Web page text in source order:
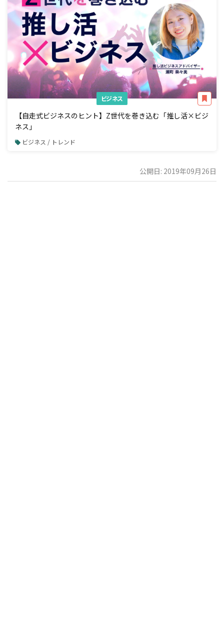
ビジネス
【自走式ビジネスのヒント】Z世代を巻き込む「推し活×ビジ
ネス」
ビジネス / トレンド
公開日: 2019年09月26日